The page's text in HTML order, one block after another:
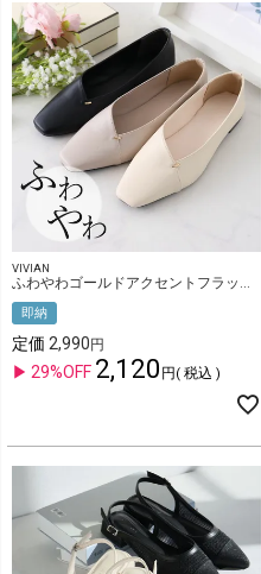
VIVIAN
ふわやわゴールドアクセントフラットシューズ
即納
定価 2,990
29%OFF 2,120 税込